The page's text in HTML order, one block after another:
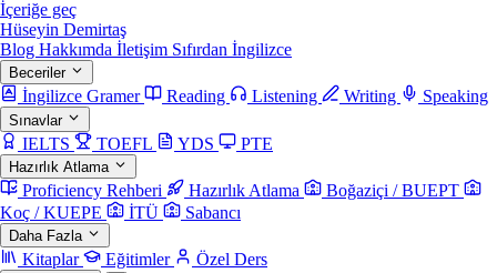
İçeriğe geç
Hüseyin Demirtaş
Blog Hakkımda İletişim Sıfırdan İngilizce
Beceriler
İngilizce Gramer Reading Listening Writing Speaking
Sınavlar
IELTS TOEFL YDS PTE
Hazırlık Atlama
Proficiency Rehberi Hazırlık Atlama
Boğaziçi / BUEPT
Koç / KUEPE
İTÜ Sabancı
Daha Fazla
Kitaplar Eğitimler Özel Ders